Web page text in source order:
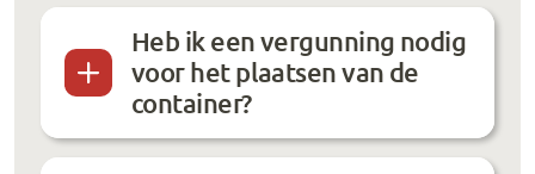
Heb ik een vergunning nodig
voor het plaatsen van de
container?